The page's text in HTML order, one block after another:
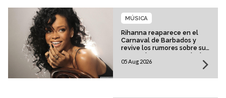
Rihanna reaparece en el
Carnaval de Barbados y
revive los rumores sobre su
esperado regreso musical
MÚSICA
05 Aug 2026